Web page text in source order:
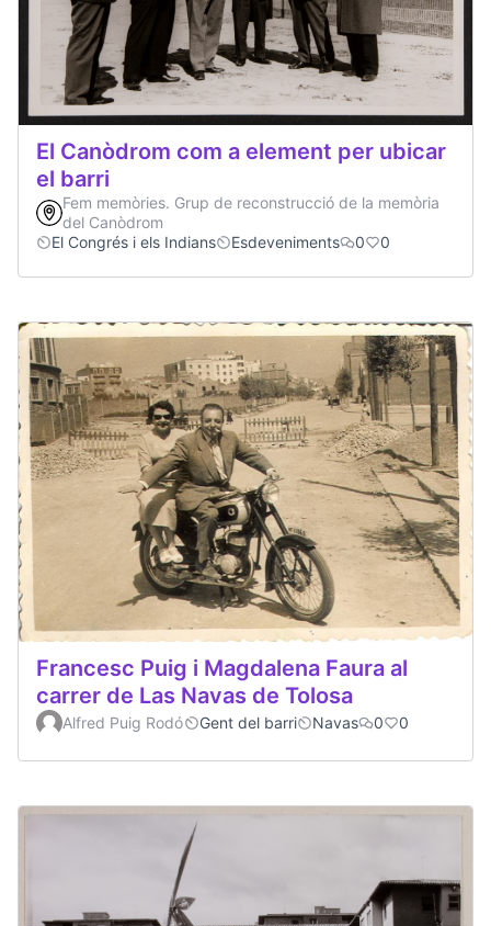
El Canòdrom com a element per ubicar
el barri
Fem memòries. Grup de reconstrucció de la memòria
del Canòdrom
El Congrés i els Indians
Esdeveniments 0 0
Francesc Puig i Magdalena Faura al
carrer de Las Navas de Tolosa
Alfred Puig Rodó Gent del barri Navas 0 0